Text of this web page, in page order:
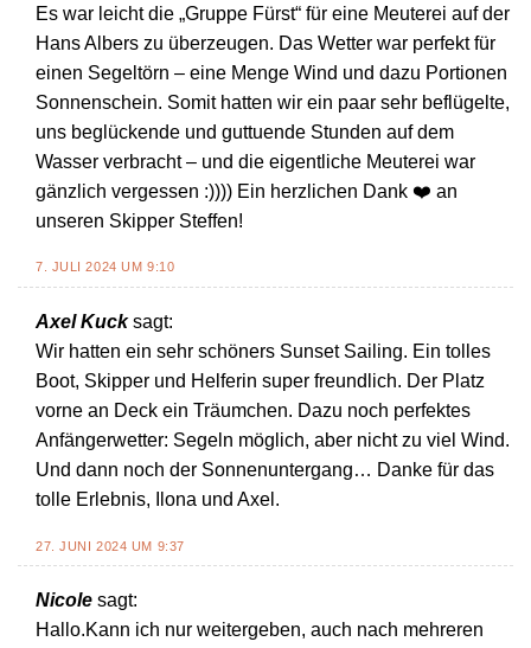
Es war leicht die „Gruppe Fürst“ für eine Meuterei auf der
Hans Albers zu überzeugen. Das Wetter war perfekt für
einen Segeltörn – eine Menge Wind und dazu Portionen
Sonnenschein. Somit hatten wir ein paar sehr beflügelte,
uns beglückende und guttuende Stunden auf dem
Wasser verbracht – und die eigentliche Meuterei war
gänzlich vergessen :)))) Ein herzlichen Dank ❤️ an
unseren Skipper Steffen!
7. JULI 2024 UM 9:10
Axel Kuck sagt:
Wir hatten ein sehr schöners Sunset Sailing. Ein tolles
Boot, Skipper und Helferin super freundlich. Der Platz
vorne an Deck ein Träumchen. Dazu noch perfektes
Anfängerwetter: Segeln möglich, aber nicht zu viel Wind.
Und dann noch der Sonnenuntergang… Danke für das
tolle Erlebnis, Ilona und Axel.
27. JUNI 2024 UM 9:37
Nicole sagt:
Hallo.Kann ich nur weitergeben, auch nach mehreren